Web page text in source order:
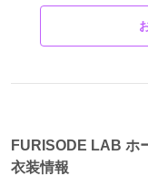
FURISODE LAB ホ
衣装情報